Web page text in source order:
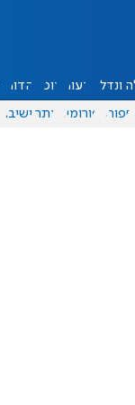
ונדל"ן דעות אוכל יהדות
ספורט פורומים אתר ישיבה